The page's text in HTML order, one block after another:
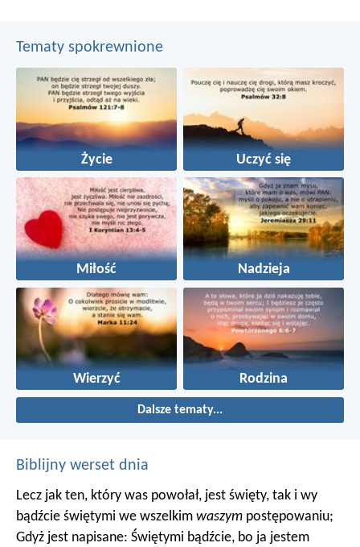
Tematy spokrewnione
Życie Uczyć się
Miłość Nadzieja
Wierzyć Rodzina
Dalsze tematy...
Biblijny werset dnia
Lecz jak ten, który was powołał, jest święty, tak i wy
bądźcie świętymi we wszelkim waszym postępowaniu;
Gdyż jest napisane: Świętymi bądźcie, bo ja jestem